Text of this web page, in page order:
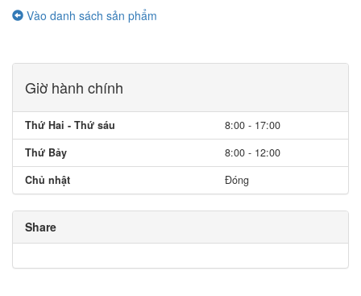
Vào danh sách sản phẩm
Giờ hành chính
Thứ Hai - Thứ sáu
8:00 - 17:00
Thứ Bảy
8:00 - 12:00
Chủ nhật
Đóng
Share